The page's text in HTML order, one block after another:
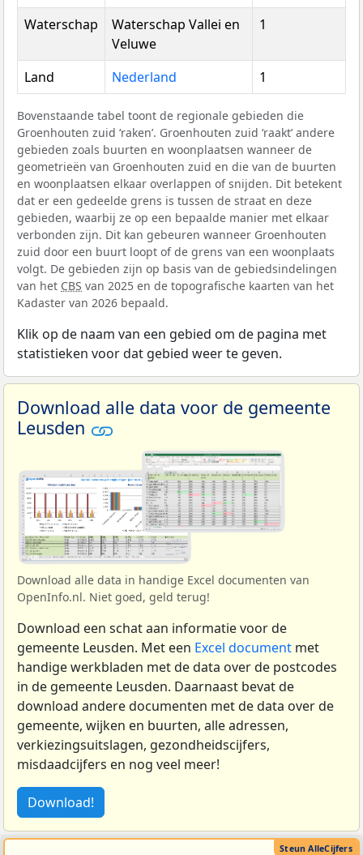
Waterschap
Waterschap Vallei en
Veluwe
1
Land Nederland 1
Bovenstaande tabel toont de regionale gebieden die
Groenhouten zuid ‘raken’. Groenhouten zuid ‘raakt’ andere
gebieden zoals buurten en woonplaatsen wanneer de
geometrieën van Groenhouten zuid en die van de buurten
en woonplaatsen elkaar overlappen of snijden. Dit betekent
dat er een gedeelde grens is tussen de straat en deze
gebieden, waarbij ze op een bepaalde manier met elkaar
verbonden zijn. Dit kan gebeuren wanneer Groenhouten
zuid door een buurt loopt of de grens van een woonplaats
volgt. De gebieden zijn op basis van de gebiedsindelingen
van het CBS van 2025 en de topografische kaarten van het
Kadaster van 2026 bepaald.
Klik op de naam van een gebied om de pagina met
statistieken voor dat gebied weer te geven.
Download alle data voor de gemeente
Leusden
Download alle data in handige Excel documenten van
OpenInfo.nl. Niet goed, geld terug!
Download een schat aan informatie voor de
gemeente Leusden. Met een Excel document met
handige werkbladen met de data over de postcodes
in de gemeente Leusden. Daarnaast bevat de
download andere documenten met de data over de
gemeente, wijken en buurten, alle adressen,
verkiezingsuitslagen, gezondheidscijfers,
misdaadcijfers en nog veel meer!
Download!